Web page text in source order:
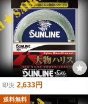
即決 2,633円
送料無料